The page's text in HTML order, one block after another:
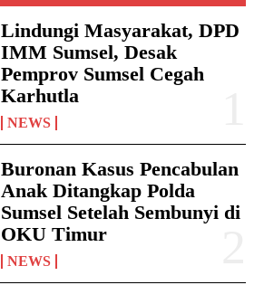
Lindungi Masyarakat, DPD
IMM Sumsel, Desak
Pemprov Sumsel Cegah
Karhutla
NEWS
Buronan Kasus Pencabulan
Anak Ditangkap Polda
Sumsel Setelah Sembunyi di
OKU Timur
NEWS